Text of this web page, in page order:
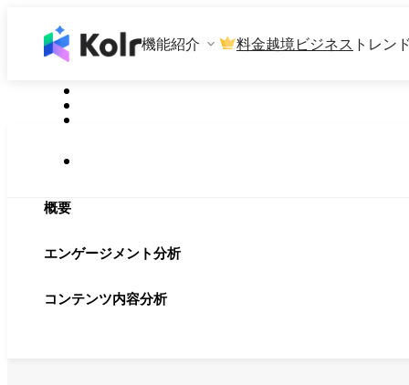
機能紹介 料金越境ビジネス トレン
概要
エンゲージメント分析
コンテンツ内容分析